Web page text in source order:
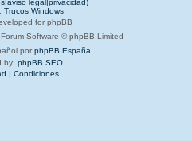
Trucos Windows
for phpBB
Software © phpBB Limited
por phpBB España
by: phpBB SEO
| Condiciones